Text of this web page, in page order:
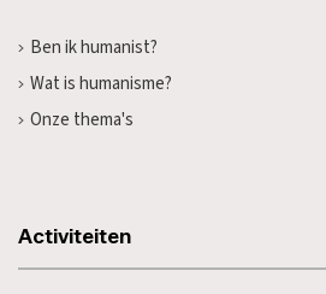
Ben ik humanist?
Wat is humanisme?
Onze thema's
Activiteiten